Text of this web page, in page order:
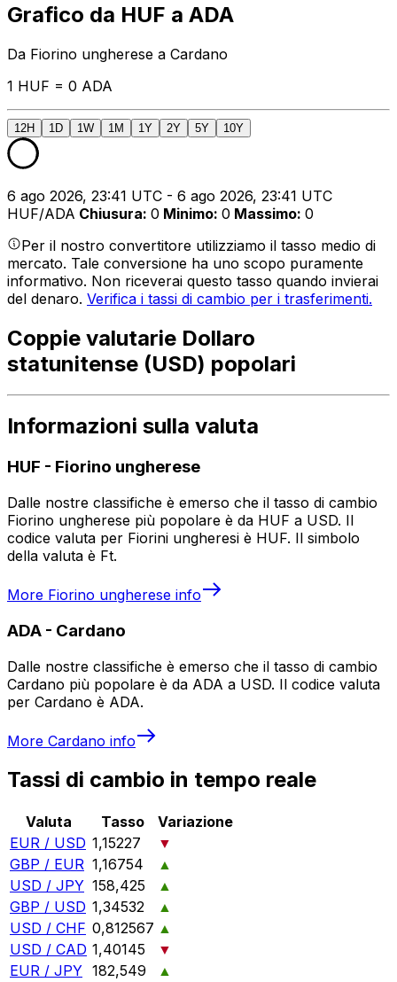
Grafico da HUF a ADA
Da Fiorino ungherese a Cardano
1 HUF = 0 ADA
12H 1D 1W 1M 1Y 2Y 5Y 10Y
6 ago 2026, 23:41 UTC - 6 ago 2026, 23:41 UTC
HUF/ADA Chiusura: 0 Minimo: 0 Massimo: 0
Per il nostro convertitore utilizziamo il tasso medio di
mercato. Tale conversione ha uno scopo puramente
informativo. Non riceverai questo tasso quando invierai
del denaro. Verifica i tassi di cambio per i trasferimenti.
Coppie valutarie Dollaro
statunitense (USD) popolari
Informazioni sulla valuta
HUF - Fiorino ungherese
Dalle nostre classifiche è emerso che il tasso di cambio
Fiorino ungherese più popolare è da HUF a USD. Il
codice valuta per Fiorini ungheresi è HUF. Il simbolo
della valuta è Ft.
More Fiorino ungherese info
ADA - Cardano
Dalle nostre classifiche è emerso che il tasso di cambio
Cardano più popolare è da ADA a USD. Il codice valuta
per Cardano è ADA.
More Cardano info
Tassi di cambio in tempo reale
Valuta Tasso
Variazione
EUR / USD 1,15227
▼
GBP / EUR 1,16754
▲
USD / JPY 158,425
▲
GBP / USD 1,34532
▲
USD / CHF 0,812567 ▲
USD / CAD 1,40145
▼
EUR / JPY 182,549
▲